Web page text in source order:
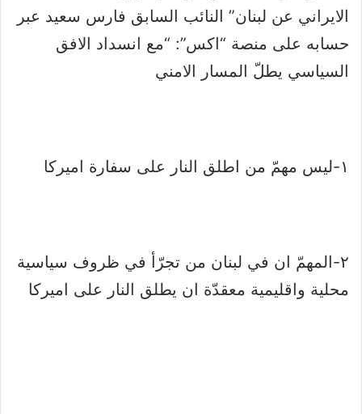
الايراني عن لبنان” النائب السابق فارس سعيد عبر
حسابه على منصة “اكس”: “مع انسداد الافق
السياسي يطلّ المسار الامني
١-ليس مهمّ من اطلق النار على سفارة اميركا
٢-المهمّ ان في لبنان من تجرّأ في ظروف سياسية
محلية واقليمية معقدّة ان يطلق النار على اميركا